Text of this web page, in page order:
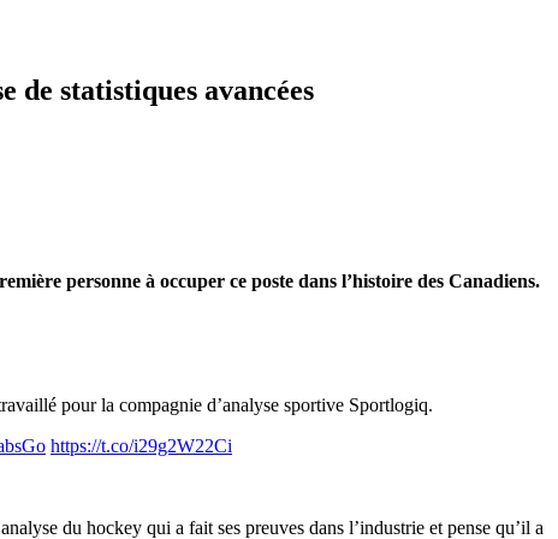
de statistiques avancées
personne à occuper ce poste dans l’histoire des Canadiens.
pour la compagnie d’analyse sportive Sportlogiq.
https://t.co/i29g2W22Ci
du hockey qui a fait ses preuves dans l’industrie et pense qu’il a